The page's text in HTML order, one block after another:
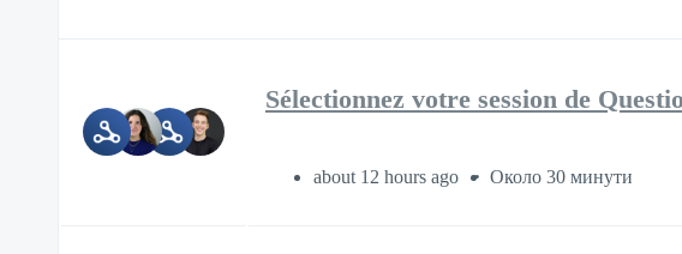
Sélectionnez votre session de
about 12 hours ago Около 30 минути